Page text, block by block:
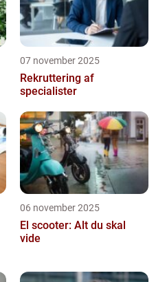
07 november 2025
Rekruttering af
specialister
06 november 2025
El scooter: Alt du skal
vide